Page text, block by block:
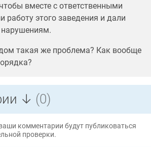
вместе с ответственными
работу этого заведения и дали
такая же проблема? Как вообще
↓ (0)
комментарии будут публиковаться
проверки.